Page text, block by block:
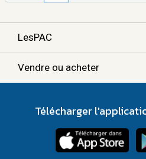
LesPAC
Vendre ou acheter
Télécharger